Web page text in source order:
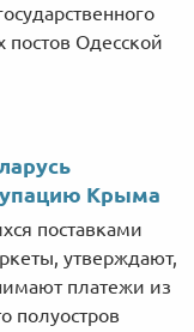
постов Одесской
Крыма
поставками
утверждают,
платежи из
полуостров